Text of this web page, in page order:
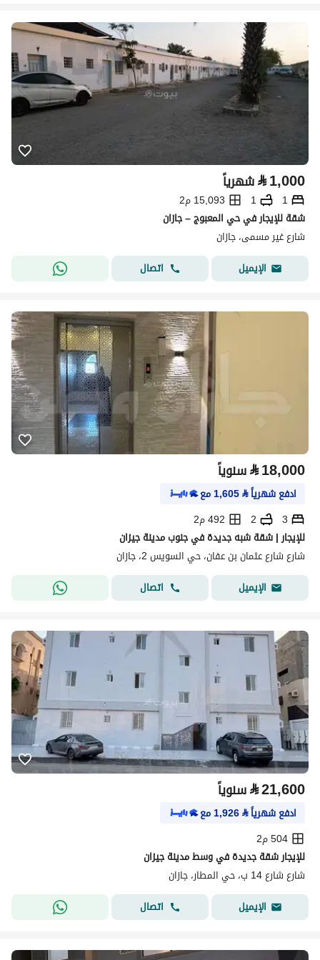
⃁1,000 شهرياً
1
1
15,093 م2
شقة للإيجار في حي المعبوج – جازان
شارع غير مسمى، جازان
الإيميل
اتصال
⃁18,000 سنوياً
ادفع شهرياً⃁
1,605مع
3
2
492 م2
للإيجار | شقة شبه جديدة في جنوب مدينة جيزان
شارع شارع عثمان بن عفان، حي السويس 2، جازان
الإيميل
اتصال
⃁21,600 سنوياً
ادفع شهرياً⃁
1,926مع
504 م2
للإيجار شقة جديدة في وسط مدينة جيزان
شارع شارع 14 ب، حي المطار، جازان
الإيميل
اتصال